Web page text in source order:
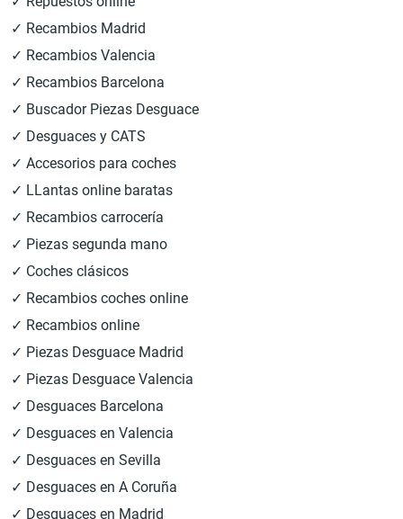
✓ Recambios Madrid
✓ Recambios Valencia
✓ Recambios Barcelona
✓ Buscador Piezas Desguace
✓ Desguaces y CATS
✓ Accesorios para coches
✓ LLantas online baratas
✓ Recambios carrocería
✓ Piezas segunda mano
✓ Coches clásicos
✓ Recambios coches online
✓ Recambios online
✓ Piezas Desguace Madrid
✓ Piezas Desguace Valencia
✓ Desguaces Barcelona
✓ Desguaces en Valencia
✓ Desguaces en Sevilla
✓ Desguaces en A Coruña
✓ Desguaces en Madrid